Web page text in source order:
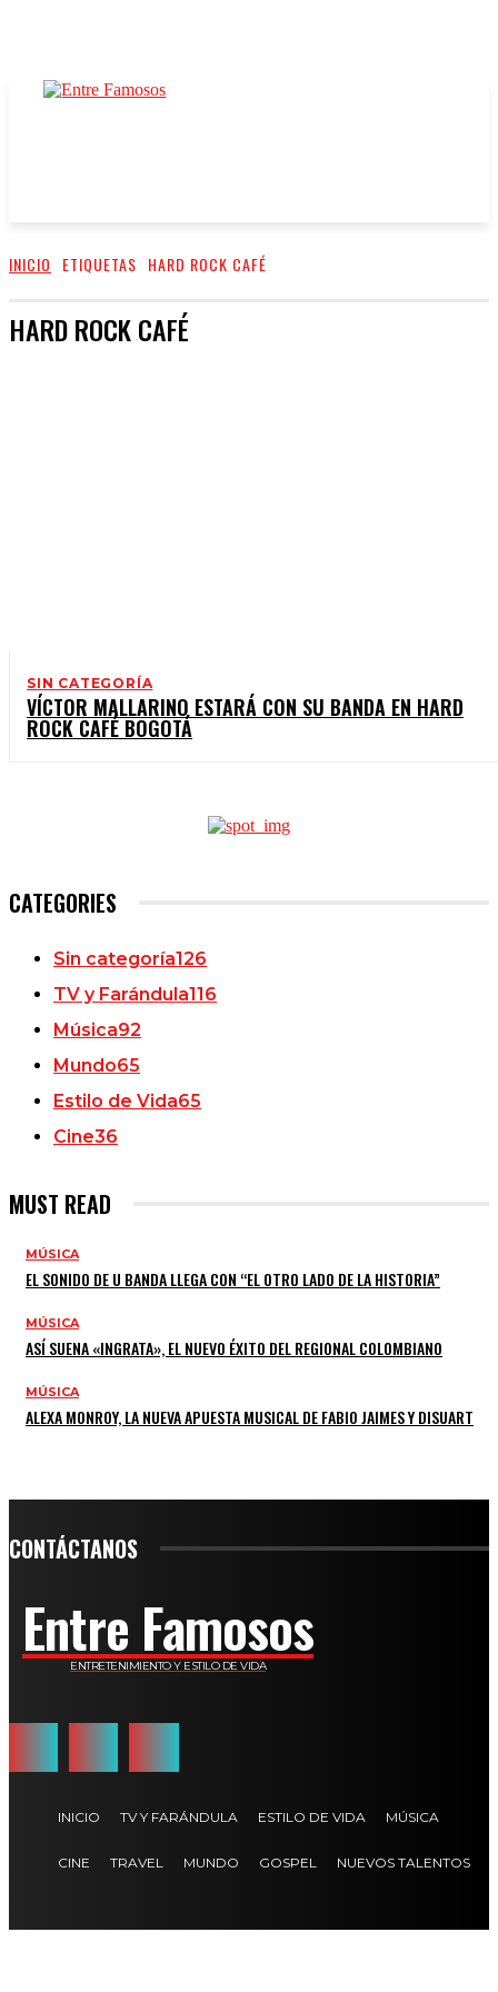
INICIO ETIQUETAS HARD ROCK CAFÉ
HARD ROCK CAFÉ
SIN CATEGORÍA
VÍCTOR MALLARINO ESTARÁ CON SU BANDA EN HARD
ROCK CAFÉ BOGOTÁ
CATEGORIES
Sin categoría126
TV y Farándula116
Música92
Mundo65
Estilo de Vida65
Cine36
MUST READ
MÚSICA
EL SONIDO DE U BANDA LLEGA CON “EL OTRO LADO DE LA HISTORIA”
MÚSICA
ASÍ SUENA «INGRATA», EL NUEVO ÉXITO DEL REGIONAL COLOMBIANO
MÚSICA
ALEXA MONROY, LA NUEVA APUESTA MUSICAL DE FABIO JAIMES Y DISUART
CONTÁCTANOS
Entre Famosos
ENTRETENIMIENTO Y ESTILO DE VIDA
INICIO TV Y FARÁNDULA ESTILO DE VIDA MÚSICA
CINE TRAVEL MUNDO GOSPEL NUEVOS TALENTOS